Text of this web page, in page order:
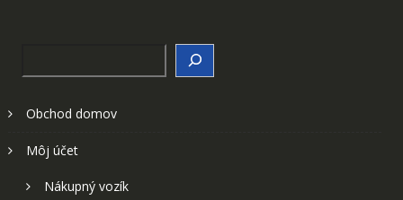
Obchod domov
Môj účet
Nákupný vozík